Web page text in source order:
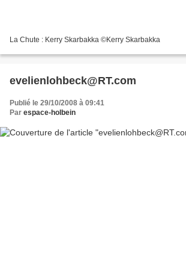
La Chute : Kerry Skarbakka ©Kerry Skarbakka
evelienlohbeck@RT.com
Publié le 29/10/2008 à 09:41
Par espace-holbein